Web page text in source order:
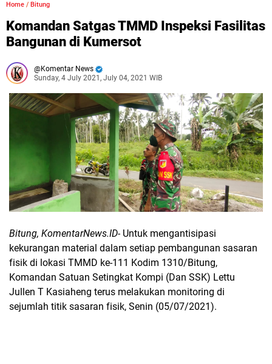
Home / Bitung
Komandan Satgas TMMD Inspeksi Fasilitas
Bangunan di Kumersot
Komentar News
Sunday, 4 July 2021, July 04, 2021 WIB
Bitung, KomentarNews.ID- Untuk mengantisipasi
kekurangan material dalam setiap pembangunan sasaran
fisik di lokasi TMMD ke-111 Kodim 1310/Bitung,
Komandan Satuan Setingkat Kompi (Dan SSK) Lettu
Jullen T Kasiaheng terus melakukan monitoring di
sejumlah titik sasaran fisik, Senin (05/07/2021).